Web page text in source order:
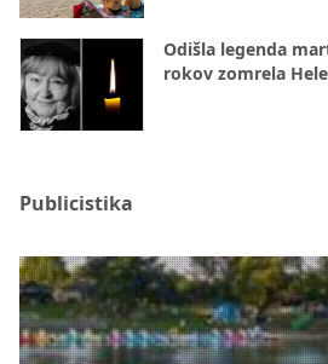
Odišla legenda
rokov zomrela
Publicistika